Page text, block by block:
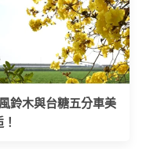
鈴木與台糖五分車美